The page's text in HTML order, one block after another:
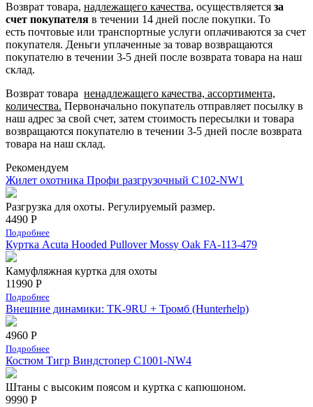
Возврат товара, надлежащего качества, осуществляется за
счет покупателя в течении 14 дней после покупки. То
есть почтовые или транспортные услуги оплачиваются за счет
покупателя. Деньги уплаченные за товар возвращаются
покупателю в течении 3-5 дней после возврата товара на наш
склад.
Возврат товара ненадлежащего качества, ассортимента,
количества. Первоначально покупатель отправляет посылку в
наш адрес за свой счет, затем стоимость пересылки и товара
возвращаются покупателю в течении 3-5 дней после возврата
товара на наш склад.
Рекомендуем
Жилет охотника Профи разгрузочный C102-NW1
Разгрузка для охоты. Регулируемый размер.
4490 Р
Подробнее
Куртка Acuta Hooded Pullover Mossy Oak FA-113-479
Камуфляжная куртка для охоты
11990 Р
Подробнее
Внешние динамики: TK-9RU + Тромб (Hunterhelp)
4960 Р
Подробнее
Костюм Тигр Виндстопер C1001-NW4
Штаны с высоким поясом и куртка с капюшоном.
9990 Р